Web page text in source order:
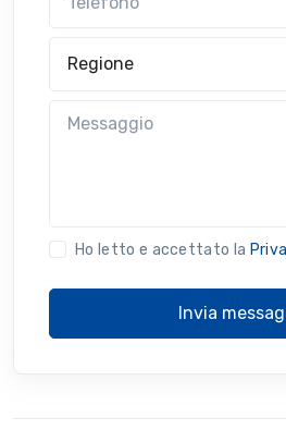
Ho letto e accettato la
Invia